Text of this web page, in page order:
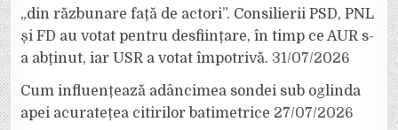
„din răzbunare față de actori”. Consilierii PSD, PNL
și FD au votat pentru desființare, în timp ce AUR s-
a abținut, iar USR a votat împotrivă. 31/07/2026
Cum influențează adâncimea sondei sub oglinda
apei acuratețea citirilor batimetrice 27/07/2026